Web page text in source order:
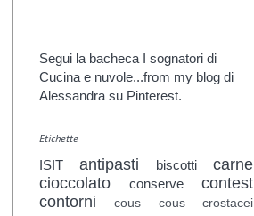
Segui la bacheca I sognatori di
Cucina e nuvole...from my blog di
Alessandra su Pinterest.
Etichette
ISIT antipasti biscotti
carne
cioccolato
conserve
contest
contorni
cous cous crostacei